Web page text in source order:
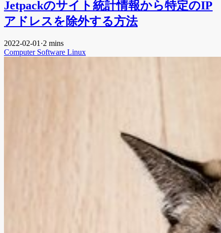
Jetpackのサイト統計情報から特定のIP
アドレスを除外する方法
2022-02-01 ·2 mins
Computer Software Linux